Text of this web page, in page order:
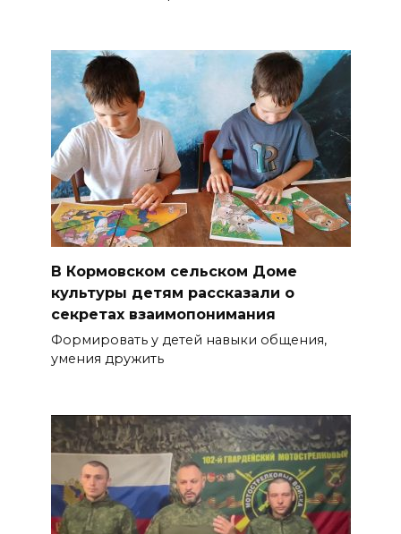
В Кормовском сельском Доме
культуры детям рассказали о
секретах взаимопонимания
Формировать у детей навыки общения,
умения дружить